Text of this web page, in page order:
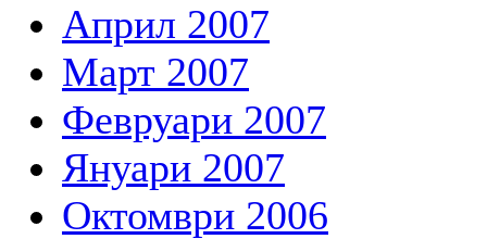
Април 2007
Март 2007
Февруари 2007
Януари 2007
Октомври 2006